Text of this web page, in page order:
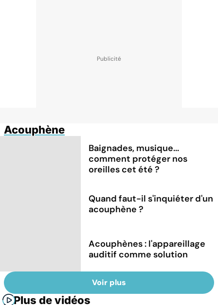
Acouphène
Baignades, musique...
comment protéger nos
oreilles cet été ?
Quand faut-il s'inquiéter d'un
acouphène ?
Acouphènes : l'appareillage
auditif comme solution
Voir plus
Plus de vidéos